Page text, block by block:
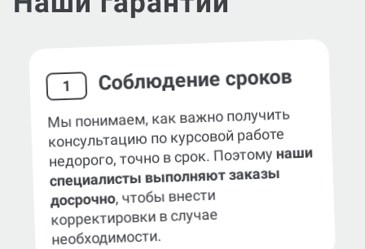
1 Соблюдение сроков
Мы понимаем, как важно получить
консультацию по курсовой работе
недорого, точно в срок. Поэтомунаши
специалисты выполняют заказы
досрочно, чтобы внести
корректировки в случае
необходимости.